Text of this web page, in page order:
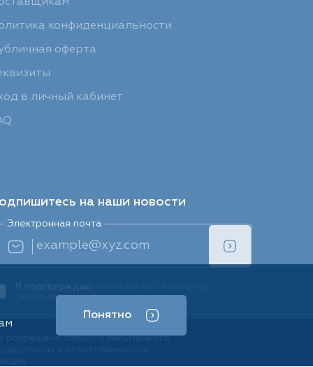
конфиденциальности
оферта
в личный кабинет
на наши новости
Электронная почта
Я подтверждаю
персональных данных
разрешено только с письменного
Понятно